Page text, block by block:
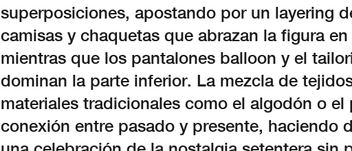
superposiciones, apostando por un layering
camisas y chaquetas que abrazan la figura
mientras que los pantalones balloon y el
dominan la parte inferior. La mezcla de
materiales tradicionales como el algodón o el
conexión entre pasado y presente, haciendo